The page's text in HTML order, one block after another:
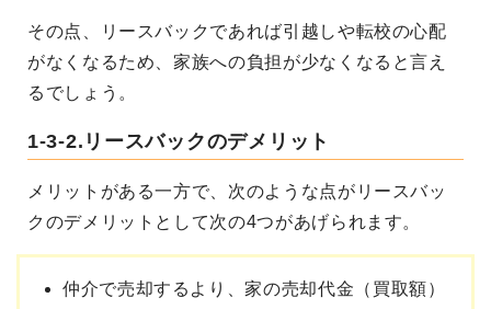
その点、リースバックであれば引越しや転校の心配
がなくなるため、家族への負担が少なくなると言え
るでしょう。
1-3-2.リースバックのデメリット
メリットがある一方で、次のような点がリースバッ
クのデメリットとして次の4つがあげられます。
仲介で売却するより、家の売却代金（買取額）